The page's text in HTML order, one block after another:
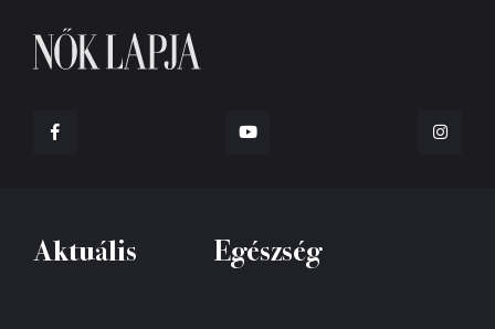
Aktuális Egészség